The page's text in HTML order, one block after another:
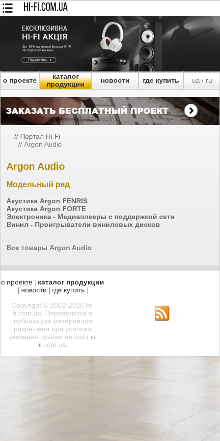
HI-FI.COM.UA
о проекте
каталог
продукции
новости где купить ua/ ru
// Портал Hi-Fi
// Argon Audio
Argon Audio
Модельный ряд
Акустика Argon FENRIS
Акустика Argon FORTE
Электроника - Медиаплееры с поддержкой сети
Винил - Проигрыватели виниловых дисков
Все товары Argon Audio
о проекте каталог продукции
новости где купить|
Copyright © 2002-2026 hi-
fi.com.ua. Перепечатка и
публикация материалов
разрешена при условии
указания ссылки на сайт hi-
fi .com.ua